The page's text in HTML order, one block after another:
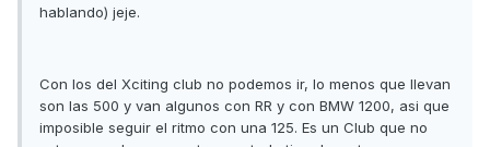
hablando) jeje.
Con los del Xciting club no podemos ir, lo menos que llevan
son las 500 y van algunos con RR y con BMW 1200, asi que
imposible seguir el ritmo con una 125. Es un Club que no